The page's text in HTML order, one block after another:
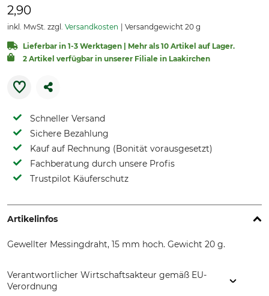
2,90
inkl. MwSt. zzgl. Versandkosten Versandgewicht 20 g
Lieferbar in 1-3 Werktagen | Mehr als 10 Artikel auf Lager.
2 Artikel verfügbar in unserer Filiale in Laakirchen
Schneller Versand
Sichere Bezahlung
Kauf auf Rechnung (Bonität vorausgesetzt)
Fachberatung durch unsere Profis
Trustpilot Käuferschutz
Artikelinfos
Gewellter Messingdraht, 15 mm hoch. Gewicht 20 g.
Verantwortlicher Wirtschaftsakteur gemäß EU-
Verordnung